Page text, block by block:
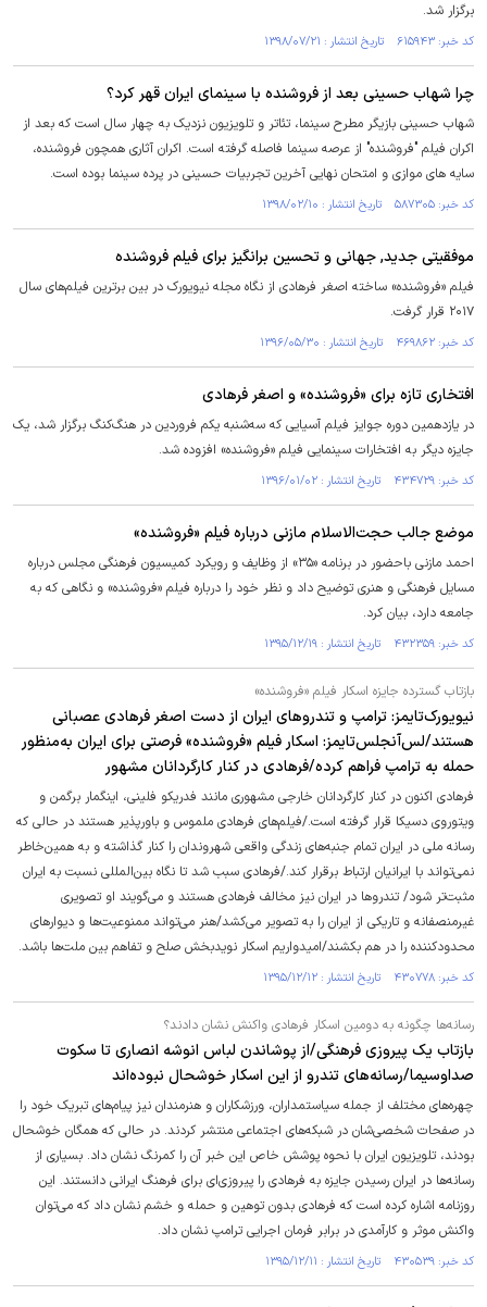
برگزار شد.
کد خبر: ۶۱۵۹۴۳ تاریخ انتشار : ۱۳۹۸/۰۷/۲۱
چرا شهاب حسینی بعد از فروشنده با سینمای ایران قهر کرد؟
شهاب حسینی بازیگر مطرح سینما، تئاتر و تلویزیون نزدیک به چهار سال است که بعد از
اکران فیلم "فروشنده" از عرصه سینما فاصله گرفته است. اکران آثاری همچون فروشنده،
سایه های موازی و امتحان نهایی آخرین تجربیات حسینی در پرده سینما بوده است.
کد خبر: ۵۸۷۳۰۵ تاریخ انتشار : ۱۳۹۸/۰۲/۱۰
موفقیتی جدید, جهانی و تحسین برانگیز برای فیلم فروشنده
فیلم «فروشنده» ساخته اصغر فرهادی از نگاه مجله نیویورک در بین برترین فیلم‌های سال
۲۰۱۷ قرار گرفت.
کد خبر: ۴۶۹۸۶۲ تاریخ انتشار : ۱۳۹۶/۰۵/۳۰
افتخاری تازه برای «فروشنده» و اصغر فرهادی
در یازدهمین دوره جوایز فیلم آسیایی که سه‌شنبه یکم فروردین در هنگ‌کنگ برگزار شد، یک
جایزه دیگر به افتخارات سینمایی فیلم «فروشنده» افزوده شد.
کد خبر: ۴۳۴۷۲۹ تاریخ انتشار : ۱۳۹۶/۰۱/۰۲
موضع جالب حجت‌الاسلام مازنی در‌باره فیلم «فروشنده»
احمد مازنی باحضور در برنامه «۳۵» از وظایف و رویکرد کمیسیون فرهنگی مجلس درباره
مسایل فرهنگی و هنری توضیح داد و نظر خود را درباره فیلم «فروشنده» و نگاهی که به
جامعه دارد، بیان کرد.
کد خبر: ۴۳۲۳۵۹ تاریخ انتشار : ۱۳۹۵/۱۲/۱۹
بازتاب گسترده جایزه اسکار فیلم «فروشنده»
نیویورک‌تایمز: ترامپ و تندروهای ایران از دست اصغر فرهادی عصبانی
هستند/لس‌آنجلس‌تایمز: اسکار فیلم «فروشنده» فرصتی برای ایران به‌منظور
حمله به ترامپ فراهم کرده/فرهادی در کنار کارگردانان مشهور
فرهادی اکنون در کنار کارگردانان خارجی مشهوری مانند فدریکو فلینی، اینگمار برگمن و
ویتوروی دسیکا قرار گرفته است./فیلم‌های فرهادی ملموس و باورپذیر هستند در حالی که
رسانه ملی در ایران تمام جنبه‌های زندگی واقعی شهروندان را کنار گذاشته و به همین‌خاطر
نمی‌تواند با ایرانیان ارتباط برقرار کند./فرهادی سبب شد تا نگاه بین‌المللی نسبت به ایران
مثبت‌تر شود/ تندروها در ایران نیز مخالف فرهادی هستند و می‌گویند او تصویری
غیر‌منصفانه و تاریکی از ایران را به تصویر می‌کشد/هنر می‌تواند ممنوعیت‌ها و دیوارهای
محدود‌کننده را در هم بکشند/امیدواریم اسکار نویدبخش صلح و تفاهم بین ملت‌ها باشد.
کد خبر: ۴۳۰۷۷۸ تاریخ انتشار : ۱۳۹۵/۱۲/۱۲
رسانه‌ها چگونه به دومین اسکار فرهادی واکنش نشان دادند؟
بازتاب یک پیروزی فرهنگی/از پوشاندن لباس انوشه‌ انصاری تا سکوت
صداوسیما/رسانه‌های تندرو از این اسکار خوشحال نبوده‌اند
چهره‌های مختلف از جمله سیاستمداران، ورزشکاران و هنرمندان نیز پیام‌های تبریک خود را
در صفحات شخصی‌شان در شبکه‌های اجتماعی منتشر کردند. در حالی که همگان خوشحال
بودند، تلویزیون ایران با نحوه پوشش خاص این خبر آن را کمرنگ نشان داد. بسیاری از
رسانه‌ها در ایران رسیدن جایزه به فرهادی را پیروزی‌ای برای فرهنگ ایرانی دانستند. این
روزنامه اشاره کرده است که فرهادی بدون توهین و حمله و خشم نشان داد که می‌توان
واکنش موثر و کارآمدی در برابر فرمان اجرایی ترامپ نشان داد.
کد خبر: ۴۳۰۵۳۹ تاریخ انتشار : ۱۳۹۵/۱۲/۱۱